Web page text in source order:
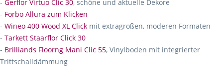
- Gerflor Virtuo Clic 30, schöne und aktuelle Dekore
- Forbo Allura zum Klicken
- Wineo 400 Wood XL Click mit extragroßen, moderen Formaten
- Tarkett Staarflor Click 30
- Brilliands Floorng Mani Clic 55, Vinylboden mit integrierter
Trittschalldämmung